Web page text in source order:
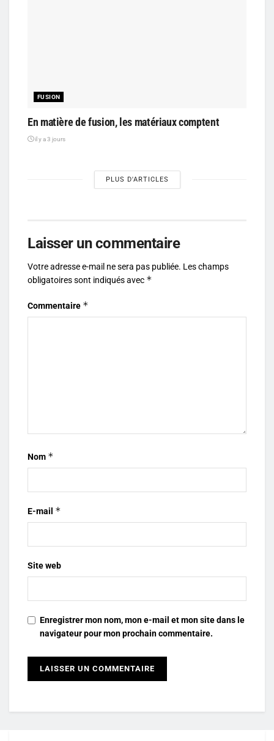
FUSION
En matière de fusion, les matériaux comptent
il y a 3 jours
PLUS D'ARTICLES
Laisser un commentaire
Votre adresse e-mail ne sera pas publiée. Les champs
obligatoires sont indiqués avec *
Commentaire *
Nom *
E-mail *
Site web
Enregistrer mon nom, mon e-mail et mon site dans le
navigateur pour mon prochain commentaire.